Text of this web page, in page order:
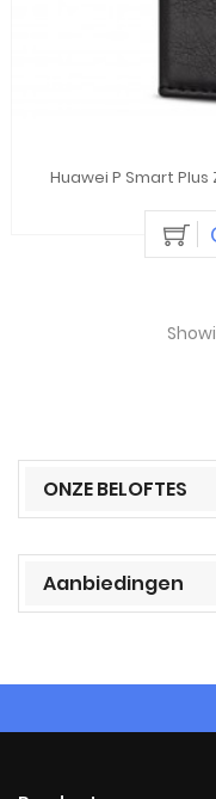
Huawei P Smart
ONZE BELOFTES
Aanbiedingen